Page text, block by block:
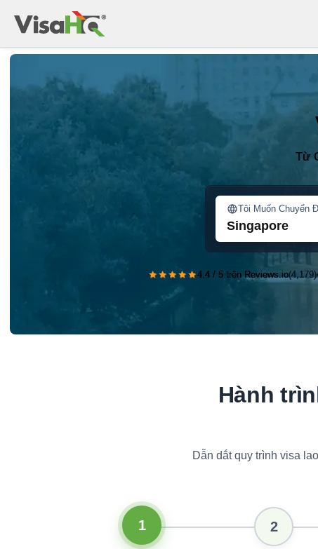
Từ
Tôi Muốn Chuyển
Singapore
★★★★★4.4 / 5 trên Reviews.io(4,179)
Hành
Dẫn dắt quy trình visa
1 2